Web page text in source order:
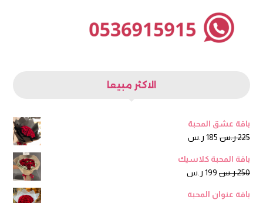
الاكثر مبيعا
باقة عشق المحبة
225ر.س السعر
هو:
225 ر.س.
185 ر.سالسعر
هو:
185 ر.س.
باقة المحبة كلاسيك
250ر.س السعر
هو:
199 ر.سالسعر
باقة عنوان المحبة